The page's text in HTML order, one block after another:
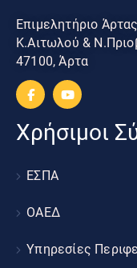
Επιμελητήριο Άρτας
Κ.Αιτωλού &
47100, Άρτα
Χρήσιμοι
ΕΣΠΑ
ΟΑΕΔ
Υπηρεσίες